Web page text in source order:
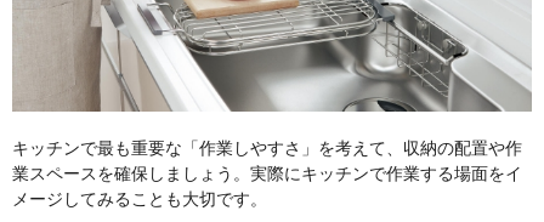
キッチンで最も重要な「作業しやすさ」を考えて、収納の配置や作
業スペースを確保しましょう。実際にキッチンで作業する場面をイ
メージしてみることも大切です。